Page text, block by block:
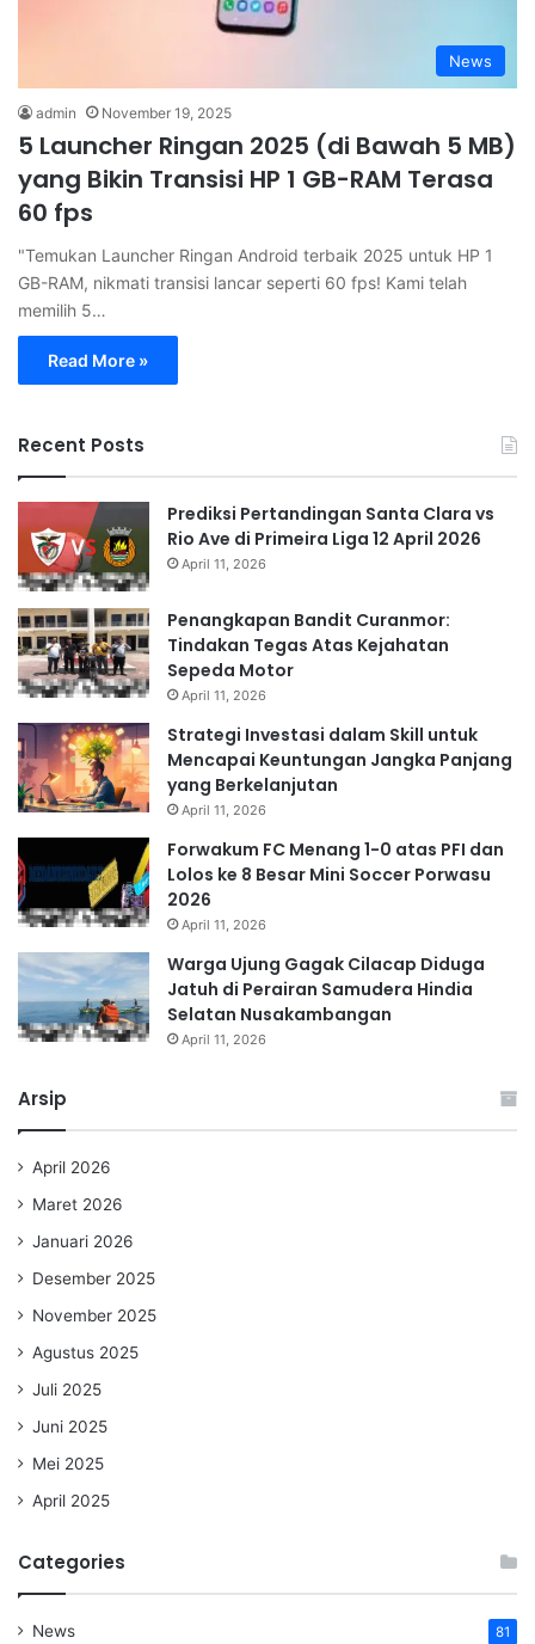
News
admin November 19, 2025
5 Launcher Ringan 2025 (di Bawah 5 MB)
yang Bikin Transisi HP 1 GB-RAM Terasa
60 fps
"Temukan Launcher Ringan Android terbaik 2025 untuk HP 1
GB-RAM, nikmati transisi lancar seperti 60 fps! Kami telah
memilih 5…
Read More »
Recent Posts
Prediksi Pertandingan Santa Clara vs
Rio Ave di Primeira Liga 12 April 2026
April 11, 2026
Penangkapan Bandit Curanmor:
Tindakan Tegas Atas Kejahatan
Sepeda Motor
April 11, 2026
Strategi Investasi dalam Skill untuk
Mencapai Keuntungan Jangka Panjang
yang Berkelanjutan
April 11, 2026
Forwakum FC Menang 1-0 atas PFI dan
Lolos ke 8 Besar Mini Soccer Porwasu
2026
April 11, 2026
Warga Ujung Gagak Cilacap Diduga
Jatuh di Perairan Samudera Hindia
Selatan Nusakambangan
April 11, 2026
Arsip
April 2026
Maret 2026
Januari 2026
Desember 2025
November 2025
Agustus 2025
Juli 2025
Juni 2025
Mei 2025
April 2025
Categories
News 81